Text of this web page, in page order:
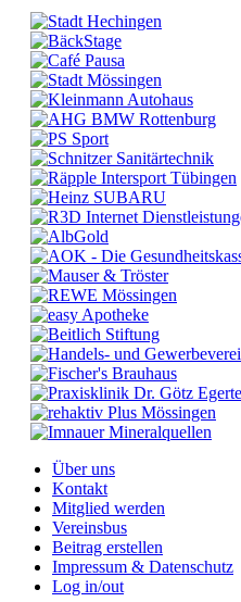
Über uns
Kontakt
Mitglied werden
Vereinsbus
Beitrag erstellen
Impressum & Datenschutz
Log in/out